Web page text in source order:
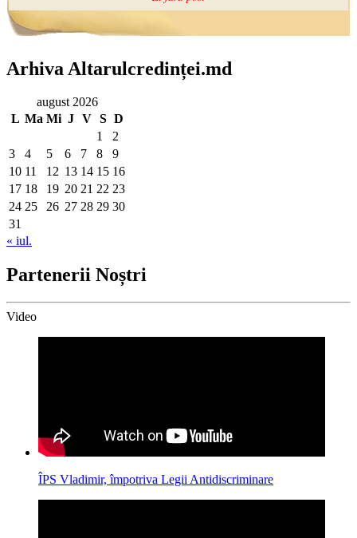
Arhiva Altarulcredinței.md
august 2026
L Ma Mi J V S D
1
2
3
4 5 6 7 8
9
10 11 12 13 14 15 16
17 18 19 20 21 22 23
24 25 26 27 28 29 30
31
« iul.
Partenerii Noștri
Video
ÎPS Vladimir, împotriva Legii Antidiscriminare